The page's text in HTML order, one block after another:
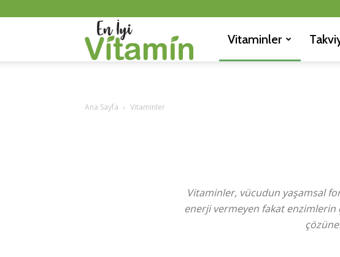
Vitaminler
Ana Sayfa Vitaminler
Vitaminler, vücudun yaşamsal
enerji vermeyen fakat enzimlerin